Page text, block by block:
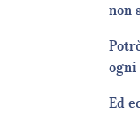
non
ogni
Ed